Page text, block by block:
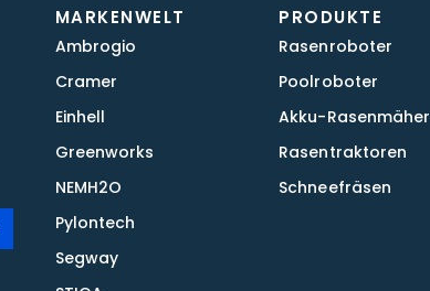
MARKENWELT
Ambrogio
Cramer
Einhell
Greenworks
NEMH2O
Pylontech
Segway
PRODUKTE
Rasenroboter
Poolroboter
Akku-Rasenmäher
Rasentraktoren
Schneefräsen